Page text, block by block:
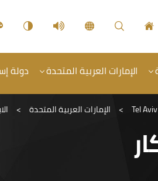
الإمارات العربية المتحدة دولة
Tel Aviv
> الإمارات العربية المتحدة >